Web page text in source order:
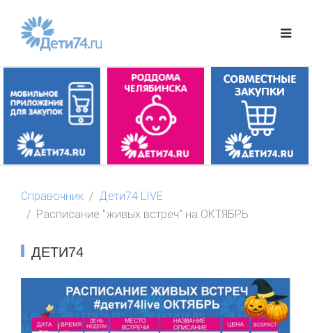
Справочник
Дети74 LIVE
Расписание "живых встреч" на ОКТЯБРЬ
ДЕТИ74